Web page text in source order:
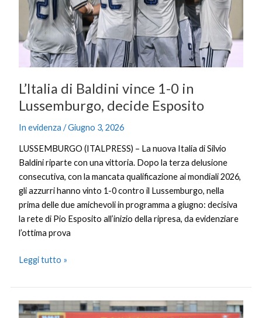
L’Italia di Baldini vince 1-0 in
Lussemburgo, decide Esposito
In evidenza /Giugno 3, 2026
LUSSEMBURGO (ITALPRESS) – La nuova Italia di Silvio
Baldini riparte con una vittoria. Dopo la terza delusione
consecutiva, con la mancata qualificazione ai mondiali 2026,
gli azzurri hanno vinto 1-0 contro il Lussemburgo, nella
prima delle due amichevoli in programma a giugno: decisiva
la rete di Pio Esposito all’inizio della ripresa, da evidenziare
l’ottima prova
Lussemburgo,
decide
Esposito
Leggi tutto »
Cina,